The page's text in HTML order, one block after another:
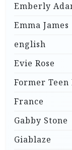
Emberly
Emma James
english
Evie Rose
Former
France
Gabby Stone
Giablaze